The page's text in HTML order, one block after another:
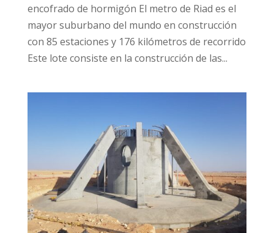
encofrado de hormigón El metro de Riad es el
mayor suburbano del mundo en construcción
con 85 estaciones y 176 kilómetros de recorrido
Este lote consiste en la construcción de las...